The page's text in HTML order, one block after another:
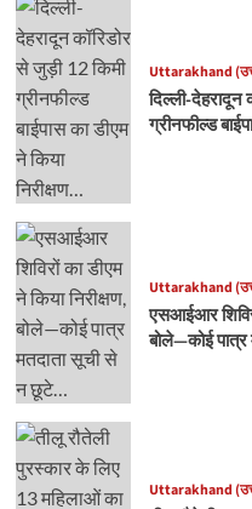
Uttarakhand
दिल्ली-देहरादून
ग्रीनफील्ड
Uttarakhand
एसआईआर
बोले—कोई
Uttarakhand